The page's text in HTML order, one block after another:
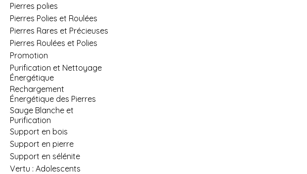
Pierres polies
Pierres Polies et Roulées
Pierres Rares et Précieuses
Pierres Roulées et Polies
Promotion
Purification et Nettoyage
Énergétique
Rechargement
Énergétique des Pierres
Sauge Blanche et
Purification
Support en bois
Support en pierre
Support en sélénite
Vertu : Adolescents